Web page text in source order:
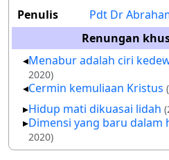
Penulis
Pdt Dr
Renungan
Menabur adalah ciri
2020)
Cermin kemuliaan Kristus
Hidup mati dikuasai lidah
Dimensi yang baru dalam
2020)